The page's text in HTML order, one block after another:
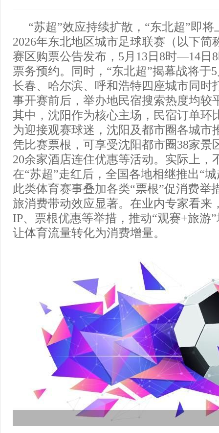
“苏超”效应持续扩散，“东北超”即将
2026年东北地区城市足球联赛（以下简
赛区购票公告发布，5月13日8时—14日
票务预约。同时，“东北超”揭幕战将于
长春、哈尔滨、呼和浩特四座城市同时
事开赛前后，举办地民宿搜索热度均较
其中，沈阳作为核心主场，民宿订单环
为迎接观赛球迷，沈阳及都市圈各城市
凭比赛票根，可享受沈阳都市圈38家景
20余家酒店连住优惠等活动。实际上，
在“苏超”走红后，全国各地相继推出“
此类体育赛事叠加各类“票根”促消费举
旅消费带动效应显著。在业内专家看来
IP、票根优惠等举措，推动“观赛+旅游
让体育流量转化为消费增量。